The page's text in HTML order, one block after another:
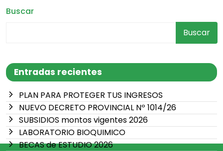
Buscar
Buscar
Entradas recientes
PLAN PARA PROTEGER TUS INGRESOS
NUEVO DECRETO PROVINCIAL Nº 1014/26
SUBSIDIOS montos vigentes 2026
LABORATORIO BIOQUIMICO
BECAS de ESTUDIO 2026